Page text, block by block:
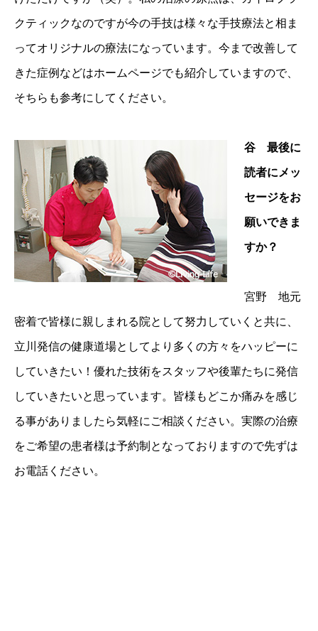
クティックなのですが今の手技は様々な手技療法と相ま
ってオリジナルの療法になっています。今まで改善して
きた症例などはホームページでも紹介していますので、
そちらも参考にしてください。
谷 最後に
読者にメッ
セージをお
願いできま
すか？
宮野 地元
密着で皆様に親しまれる院として努力していくと共に、
立川発信の健康道場としてより多くの方々をハッピーに
していきたい！優れた技術をスタッフや後輩たちに発信
していきたいと思っています。皆様もどこか痛みを感じ
る事がありましたら気軽にご相談ください。実際の治療
をご希望の患者様は予約制となっておりますので先ずは
お電話ください。